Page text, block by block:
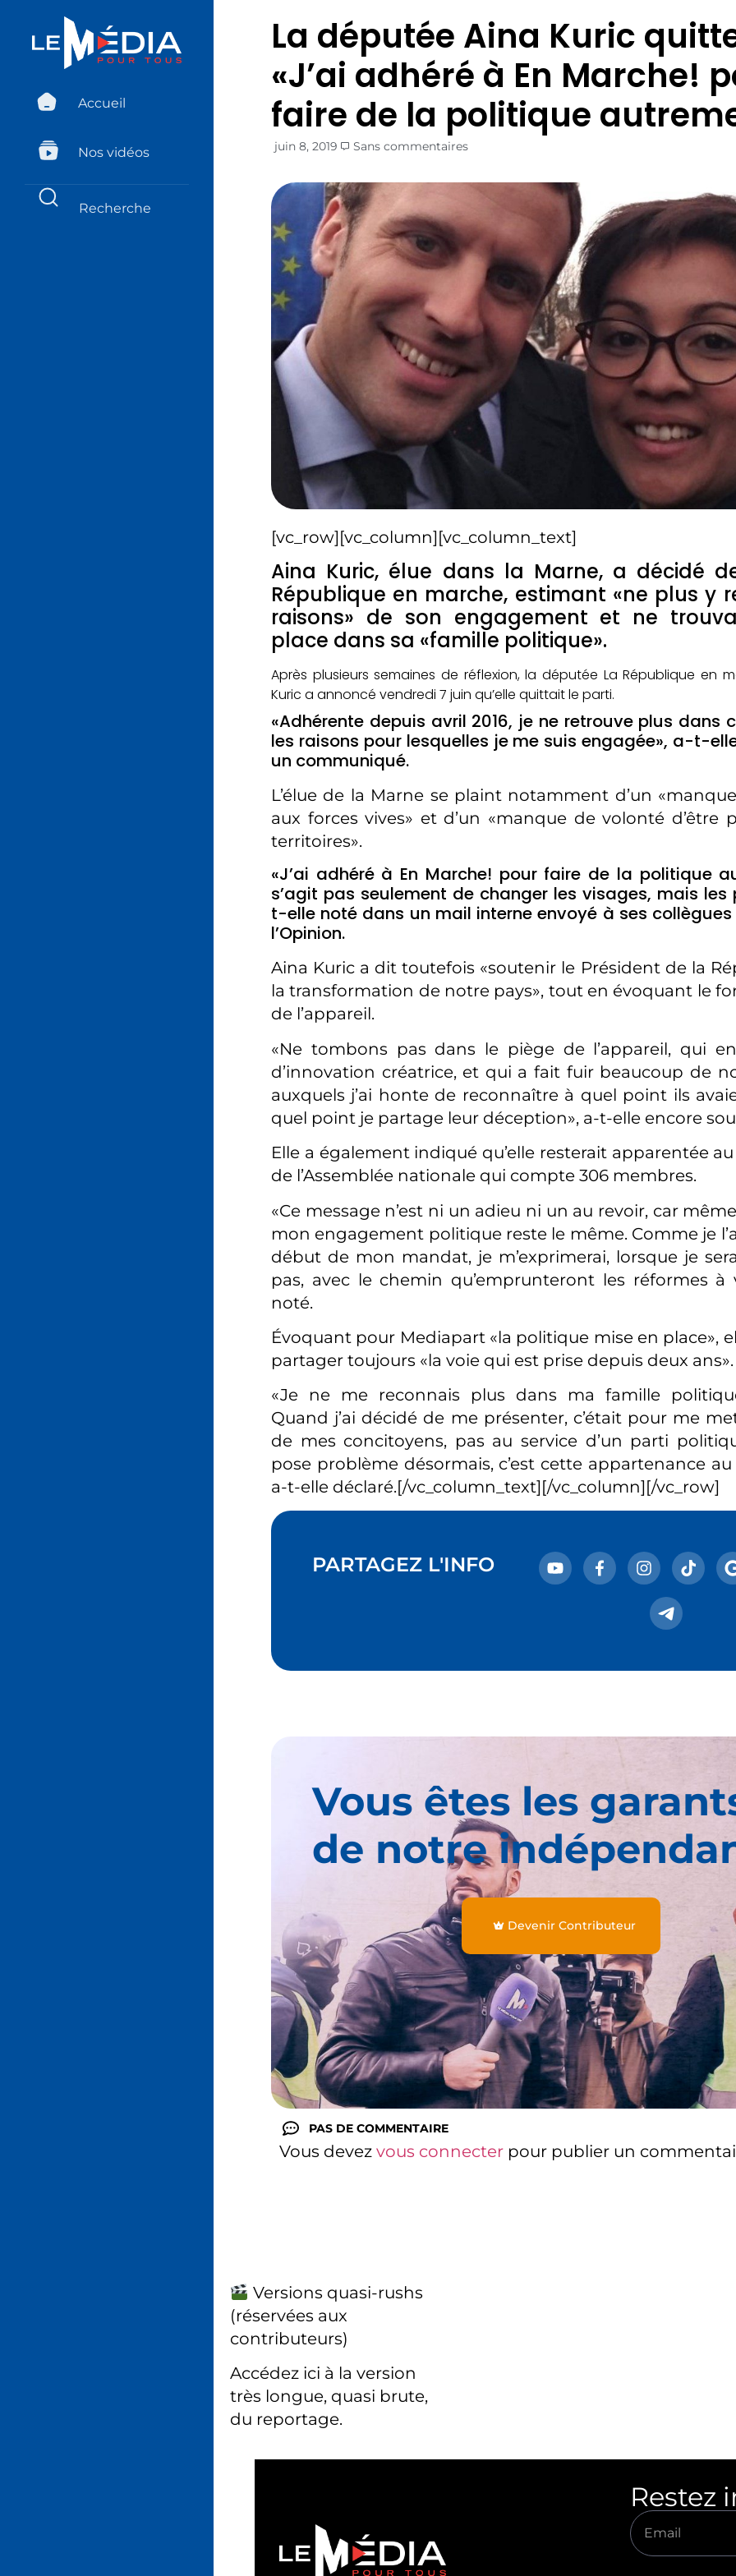
Accueil
Nos vidéos
La députée Aina Kuric quitte
«J’ai adhéré à En Marche!
faire de la politique
juin 8, 2019 Sans commentaires
[vc_row][vc_column][vc_column_text]
Aina Kuric, élue dans la Marne, a décidé
République en marche, estimant «ne plus y
raisons» de son engagement et ne
place dans sa «famille politique».
Après plusieurs semaines de réflexion, la députée La République en
Kuric a annoncé vendredi 7 juin qu’elle quittait le parti.
«Adhérente depuis avril 2016, je ne retrouve plus dans
les raisons pour lesquelles je me suis engagée», a-t-
un communiqué.
L’élue de la Marne se plaint notamment d’un
aux forces vives» et d’un «manque de volonté d’être
territoires».
«J’ai adhéré à En Marche! pour faire de la politique
s’agit pas seulement de changer les visages, mais
t-elle noté dans un mail interne envoyé à ses
l’Opinion.
Aina Kuric a dit toutefois «soutenir le Président de la
la transformation de notre pays», tout en évoquant le
de l’appareil.
«Ne tombons pas dans le piège de l’appareil, qui
d’innovation créatrice, et qui a fait fuir beaucoup de
auxquels j’ai honte de reconnaître à quel point ils
quel point je partage leur déception», a-t-elle encore
Elle a également indiqué qu’elle resterait apparentée
de l’Assemblée nationale qui compte 306 membres.
«Ce message n’est ni un adieu ni un au revoir, car
mon engagement politique reste le même. Comme je
début de mon mandat, je m’exprimerai, lorsque je
pas, avec le chemin qu’emprunteront les réformes à
noté.
Évoquant pour Mediapart «la politique mise en place»,
partager toujours «la voie qui est prise depuis deux ans».
«Je ne me reconnais plus dans ma famille
Quand j’ai décidé de me présenter, c’était pour me
de mes concitoyens, pas au service d’un parti
pose problème désormais, c’est cette appartenance
a-t-elle déclaré.[/vc_column_text][/vc_column][/vc_row]
PARTAGEZ L'INFO
Vous êtes les
de notre
Devenir Contributeur
PAS DE COMMENTAIRE
Vous devez vous connecter pour publier un
Versions quasi-rushs
(réservées aux
contributeurs)
Accédez ici à la version
très longue, quasi brute,
du reportage.
Restez